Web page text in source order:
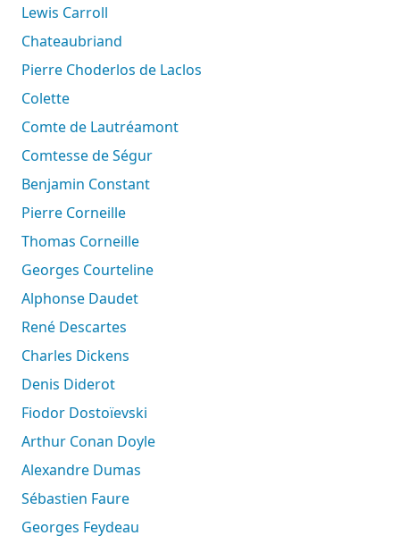
Lewis Carroll
Chateaubriand
Pierre Choderlos de Laclos
Colette
Comte de Lautréamont
Comtesse de Ségur
Benjamin Constant
Pierre Corneille
Thomas Corneille
Georges Courteline
Alphonse Daudet
René Descartes
Charles Dickens
Denis Diderot
Fiodor Dostoïevski
Arthur Conan Doyle
Alexandre Dumas
Sébastien Faure
Georges Feydeau